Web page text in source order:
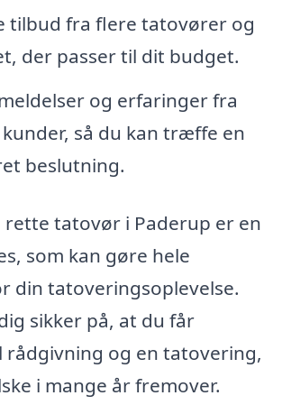
tilbud fra flere tatovører og
der passer til dit budget.
og erfaringer fra
så du kan træffe en
beslutning.
rette tatovør i Paderup er en
som kan gøre hele
din tatoveringsoplevelse.
sikker på, at du får
rådgivning og en tatovering,
i mange år fremover.